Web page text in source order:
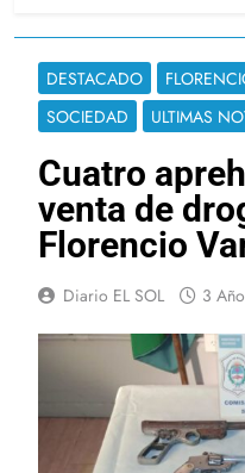
DESTACADO
SOCIEDAD
ULTIMAS
Cuatro
venta de
Florencio
Diario EL SOL 3